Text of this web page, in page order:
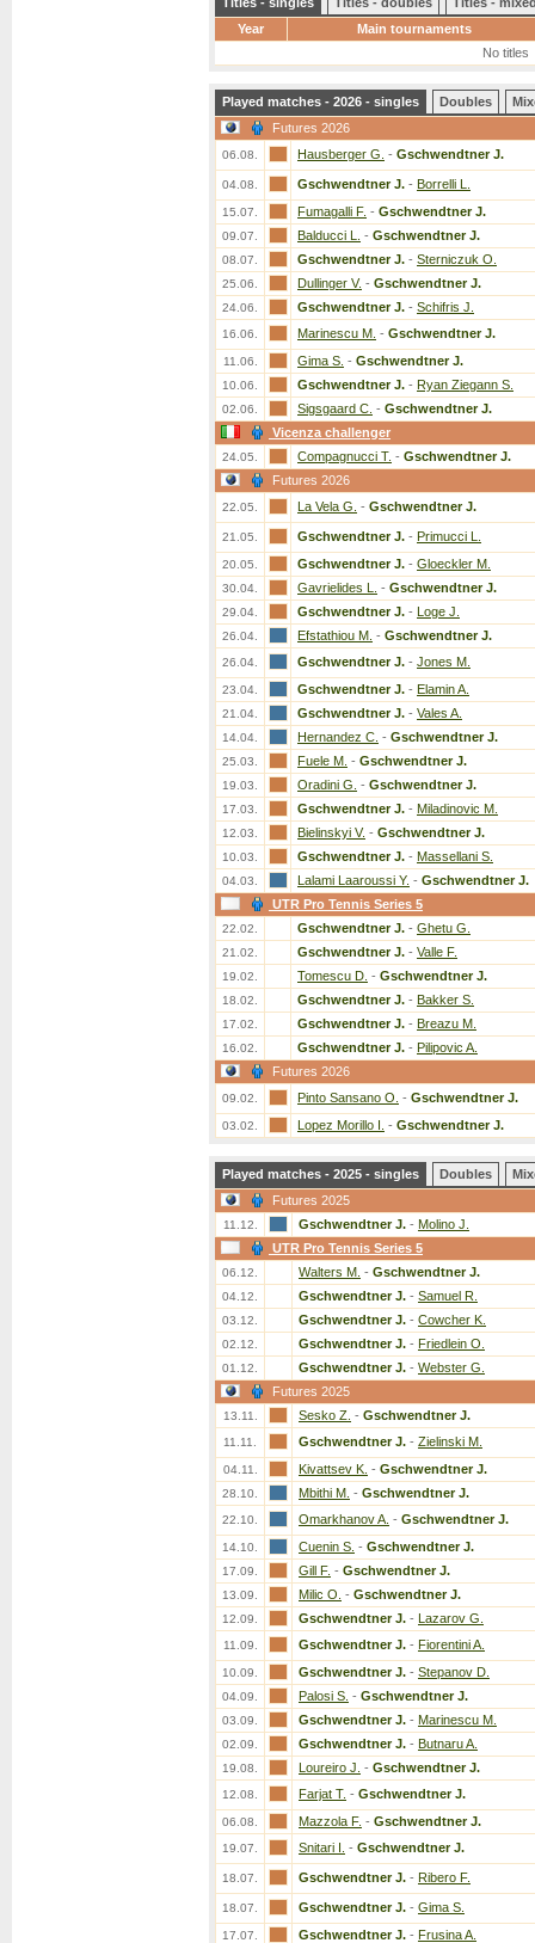
Year
Main tournaments
No titles
Played matches - 2026 - singles Doubles
Futures 2026
06.08. Hausberger G. - Gschwendtner J.
04.08. Gschwendtner J. - Borrelli L.
15.07. Fumagalli F. - Gschwendtner J.
09.07. Balducci L. - Gschwendtner J.
08.07. Gschwendtner J. - Sterniczuk O.
25.06. Dullinger V. - Gschwendtner J.
24.06. Gschwendtner J. - Schifris J.
16.06. Marinescu M. - Gschwendtner J.
11.06. Gima S. - Gschwendtner J.
10.06. Gschwendtner J. - Ryan Ziegann S.
02.06. Sigsgaard C. - Gschwendtner J.
Vicenza challenger
24.05. Compagnucci T. - Gschwendtner J.
Futures 2026
22.05. La Vela G. - Gschwendtner J.
21.05. Gschwendtner J. - Primucci L.
20.05. Gschwendtner J. - Gloeckler M.
30.04. Gavrielides L. - Gschwendtner J.
29.04. Gschwendtner J. - Loge J.
26.04. Efstathiou M. - Gschwendtner J.
26.04. Gschwendtner J. - Jones M.
23.04. Gschwendtner J. - Elamin A.
21.04. Gschwendtner J. - Vales A.
14.04. Hernandez C. - Gschwendtner J.
25.03. Fuele M. - Gschwendtner J.
19.03. Oradini G. - Gschwendtner J.
17.03. Gschwendtner J. - Miladinovic M.
12.03. Bielinskyi V. - Gschwendtner J.
10.03. Gschwendtner J. - Massellani S.
04.03. Lalami Laaroussi Y. - Gschwendtner J.
UTR Pro Tennis Series 5
22.02. Gschwendtner J. - Ghetu G.
21.02. Gschwendtner J. - Valle F.
19.02. Tomescu D. - Gschwendtner J.
18.02. Gschwendtner J. - Bakker S.
17.02. Gschwendtner J. - Breazu M.
16.02. Gschwendtner J. - Pilipovic A.
Futures 2026
09.02. Pinto Sansano O. - Gschwendtner J.
03.02. Lopez Morillo I. - Gschwendtner J.
Played matches - 2025 - singles Doubles
Futures 2025
11.12. Gschwendtner J. - Molino J.
UTR Pro Tennis Series 5
06.12. Walters M. - Gschwendtner J.
04.12. Gschwendtner J. - Samuel R.
03.12. Gschwendtner J. - Cowcher K.
02.12. Gschwendtner J. - Friedlein O.
01.12. Gschwendtner J. - Webster G.
Futures 2025
13.11. Sesko Z. - Gschwendtner J.
11.11. Gschwendtner J. - Zielinski M.
04.11. Kivattsev K. - Gschwendtner J.
28.10. Mbithi M. - Gschwendtner J.
22.10. Omarkhanov A. - Gschwendtner J.
14.10. Cuenin S. - Gschwendtner J.
17.09. Gill F. - Gschwendtner J.
13.09. Milic O. - Gschwendtner J.
12.09. Gschwendtner J. - Lazarov G.
11.09. Gschwendtner J. - Fiorentini A.
10.09. Gschwendtner J. - Stepanov D.
04.09. Palosi S. - Gschwendtner J.
03.09. Gschwendtner J. - Marinescu M.
02.09. Gschwendtner J. - Butnaru A.
19.08. Loureiro J. - Gschwendtner J.
12.08. Farjat T. - Gschwendtner J.
06.08. Mazzola F. - Gschwendtner J.
19.07. Snitari I. - Gschwendtner J.
18.07. Gschwendtner J. - Ribero F.
18.07. Gschwendtner J. - Gima S.
17.07. Gschwendtner J. - Frusina A.